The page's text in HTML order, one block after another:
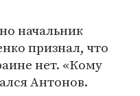
начальник
признал, что
нет. «Кому
Антонов.